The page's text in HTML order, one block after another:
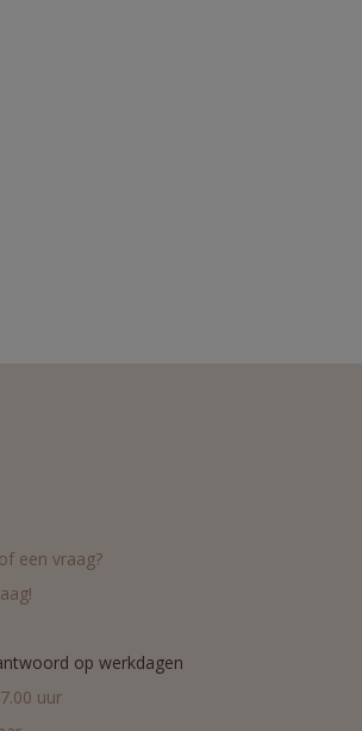
een vraag?
op werkdagen
uur